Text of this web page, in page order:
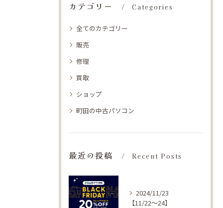
カテゴリー Categories
全てのカテゴリー
販売
修理
買取
ショップ
町田の中古パソコン
最近の投稿 Recent Posts
2024/11/23
【11/22〜24】